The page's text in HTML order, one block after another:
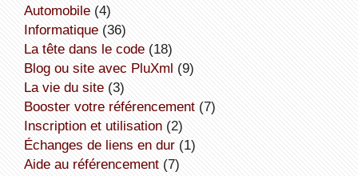
Automobile(4)
informatique(36)
la tête dans le code(18)
Blog ou site avec PluXml (9)
la vie du site(3)
booster votre référencement(7)
inscription et utilisation(2)
échanges de liens en dur(1)
aide au référencement(7)